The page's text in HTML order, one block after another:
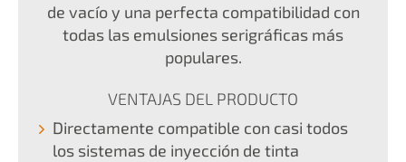
de vacío y una perfecta compatibilidad con
todas las emulsiones serigráficas más
populares.
VENTAJAS DEL PRODUCTO
Directamente compatible con casi todos
los sistemas de inyección de tinta